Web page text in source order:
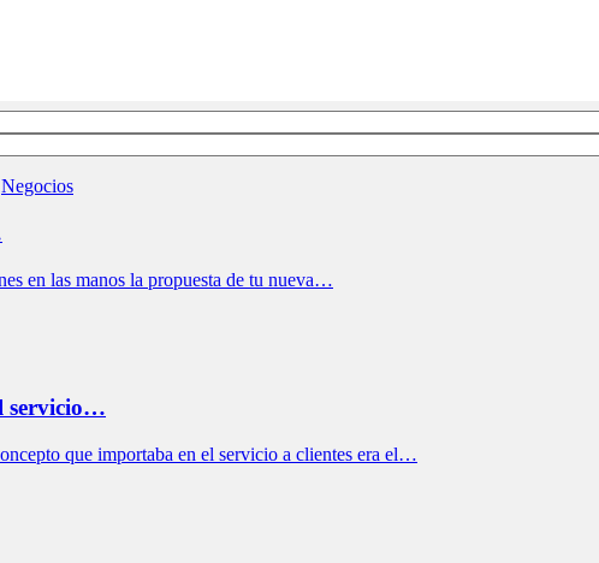
Negocios
en las manos la propuesta de tu nueva…
servicio…
que importaba en el servicio a clientes era el…